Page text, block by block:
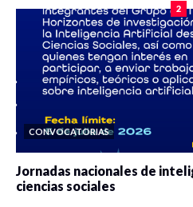
2
CONVOCATORIAS
Jornadas nacionales de
ciencias sociales